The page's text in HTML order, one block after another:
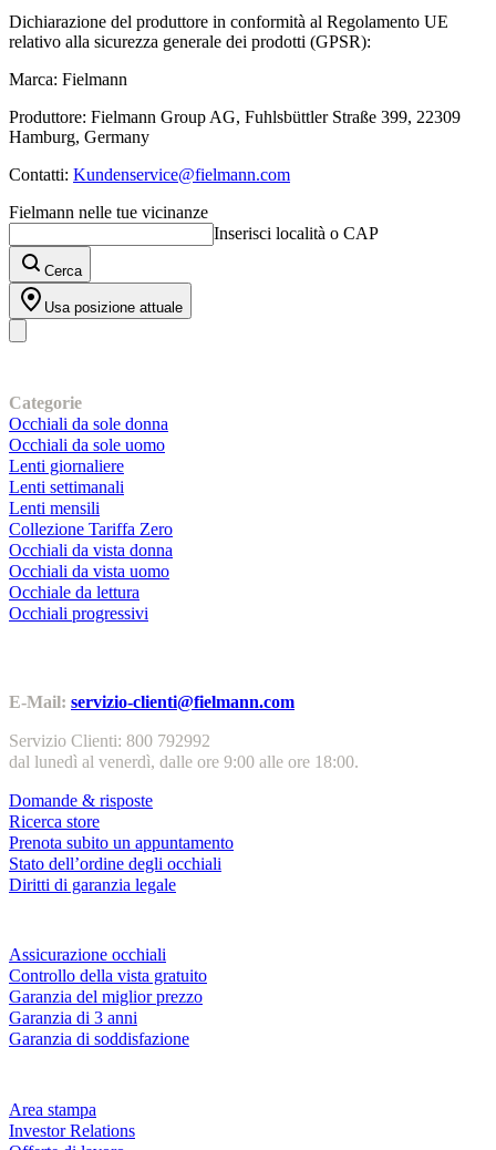
Dichiarazione del produttore in conformità al Regolamento UE
relativo alla sicurezza generale dei prodotti (GPSR):
Marca: Fielmann
Produttore: Fielmann Group AG, Fuhlsbüttler Straße 399, 22309
Hamburg, Germany
Contatti: Kundenservice@fielmann.com
Fielmann nelle tue vicinanze
Inserisci località o CAP
Cerca
Usa posizione attuale
Categorie
Occhiali da sole donna
Occhiali da sole uomo
Lenti giornaliere
Lenti settimanali
Lenti mensili
Collezione Tariffa Zero
Occhiali da vista donna
Occhiali da vista uomo
Occhiale da lettura
Occhiali progressivi
E-Mail: servizio-clienti@fielmann.com
Servizio Clienti: 800 792992
dal lunedì al venerdì, dalle ore 9:00 alle ore 18:00.
Domande & risposte
Ricerca store
Prenota subito un appuntamento
Stato dell’ordine degli occhiali
Diritti di garanzia legale
Assicurazione occhiali
Controllo della vista gratuito
Garanzia del miglior prezzo
Garanzia di 3 anni
Garanzia di soddisfazione
Area stampa
Investor Relations